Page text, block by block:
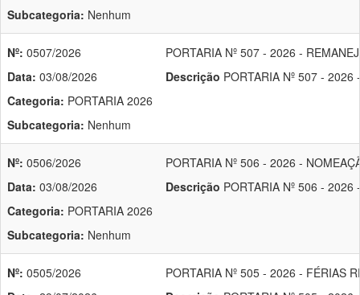
Subcategoria: Nenhum
Nº: 0507/2026
Data: 03/08/2026
Categoria: PORTARIA 2026
Subcategoria: Nenhum
PORTARIA Nº 507 - 2026 -
Descrição PORTARIA Nº 507 - 2026
Nº: 0506/2026
Data: 03/08/2026
Categoria: PORTARIA 2026
Subcategoria: Nenhum
PORTARIA Nº 506 - 2026 -
Descrição PORTARIA Nº 506 -
Nº: 0505/2026
PORTARIA Nº 505 - 2026 - FÉRIAS